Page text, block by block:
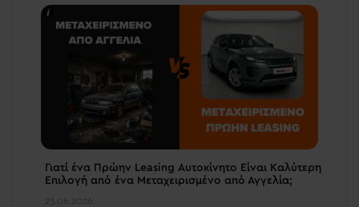
Γιατί ένα Πρώην Leasing Αυτοκίνητο Είναι Καλύτερη
Επιλογή από ένα Μεταχειρισμένο από Αγγελία;
23.06.2026